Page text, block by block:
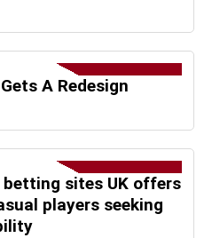
A Redesign
sites UK offers
players seeking